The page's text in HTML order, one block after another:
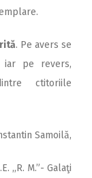
. Pe avers se
iar pe revers,
ctitoriile
Samoilă,
,,R. M.”- Galaţi